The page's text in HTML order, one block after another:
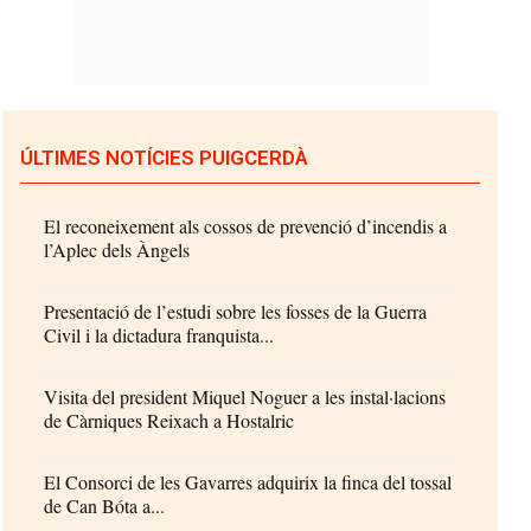
ÚLTIMES NOTÍCIES PUIGCERDÀ
El reconeixement als cossos de prevenció d’incendis a
l’Aplec dels Àngels
Presentació de l’estudi sobre les fosses de la Guerra
Civil i la dictadura franquista...
Visita del president Miquel Noguer a les instal·lacions
de Càrniques Reixach a Hostalric
El Consorci de les Gavarres adquirix la finca del tossal
de Can Bóta a...